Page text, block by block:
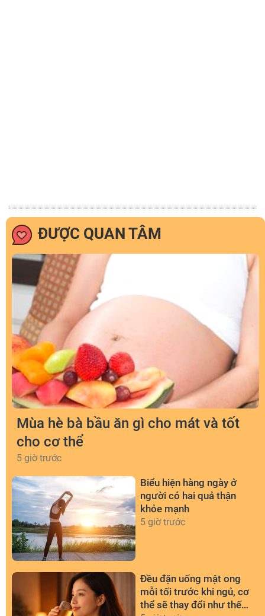
ĐƯỢC QUAN TÂM
Mùa hè bà bầu ăn gì cho mát và tốt
cho cơ thể
5 giờ trước
Biểu hiện hàng ngày ở
người có hai quả thận
khỏe mạnh
5 giờ trước
Đều đặn uống mật ong
mỗi tối trước khi ngủ, cơ
thể sẽ thay đổi như thế